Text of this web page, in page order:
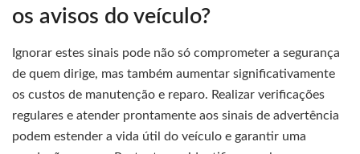
os avisos do veículo?
Ignorar estes sinais pode não só comprometer a segurança
de quem dirige, mas também aumentar significativamente
os custos de manutenção e reparo. Realizar verificações
regulares e atender prontamente aos sinais de advertência
podem estender a vida útil do veículo e garantir uma